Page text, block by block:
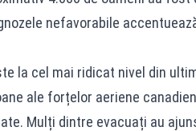
nefavorabile
la cel mai ridicat nivel din
ale forțelor aeriene
Mulți dintre evacuați au